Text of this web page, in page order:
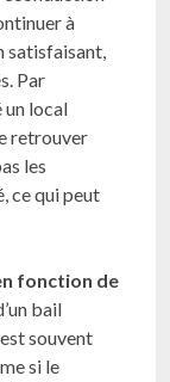
à
satisfaisant,
Par
un local
retrouver
les
ce qui peut
fonction de
bail
souvent
si le